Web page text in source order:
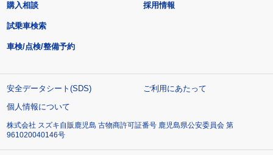
購入相談
試乗車検索
車検/点検/整備予約
採用情報
安全データシート(SDS)
ご利用にあたって
個人情報について
株式会社 スズキ自販鹿児島 古物商許可証番号 鹿児島県公安委員会 第
961020040146号